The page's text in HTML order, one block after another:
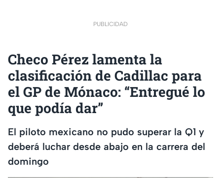
PUBLICIDAD
Checo Pérez lamenta la
clasificación de Cadillac para
el GP de Mónaco: “Entregué lo
que podía dar”
El piloto mexicano no pudo superar la Q1 y
deberá luchar desde abajo en la carrera del
domingo